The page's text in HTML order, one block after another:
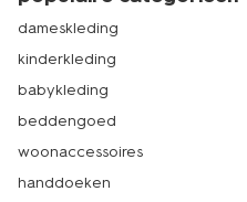
dameskleding
kinderkleding
babykleding
beddengoed
woonaccessoires
handdoeken